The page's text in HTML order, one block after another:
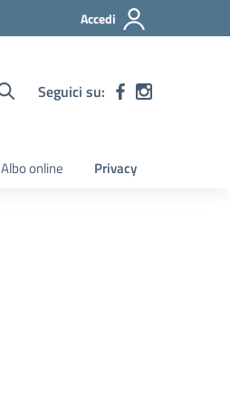
Accedi
Seguici su:
Albo online Privacy